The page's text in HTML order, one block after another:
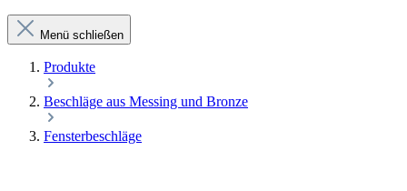
Menü schließen
Produkte
Beschläge aus Messing und Bronze
Fensterbeschläge